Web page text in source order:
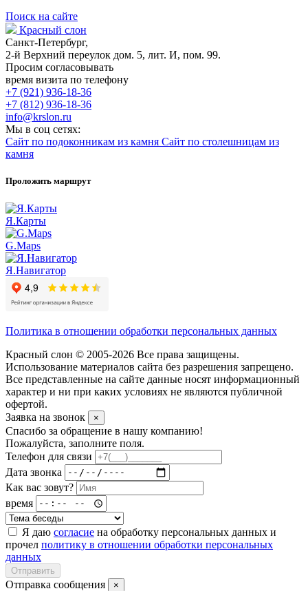
Поиск на сайте
Красный слон
Санкт-Петербург,
2-й Верхний переулок дом. 5, лит. И, пом. 99.
Просим согласовывать
время визита по телефону
+7 (921) 936-18-36
+7 (812) 936-18-36
info@krslon.ru
Мы в соц сетях:
Сайт по подоконникам из камня Сайт по столешницам из
камня
Проложить маршрут
Я.Карты
G.Maps
Я.Навигатор
Политика в отношении обработки персональных данных
Красный слон © 2005-2026 Все права защищены.
Использование материалов сайта без разрешения запрещено.
Все представленные на сайте данные носят информационный
характер и ни при каких условиях не являются публичной
офертой.
Заявка на звонок
×
Спасибо за обращение в нашу компанию!
Пожалуйста, заполните поля.
Телефон для связи
Дата звонка
Как вас зовут?
время
Я даю согласие на обработку персональных данных и
прочел политику в отношении обработки персональных
данных
Отправить
Отправка сообщения ×